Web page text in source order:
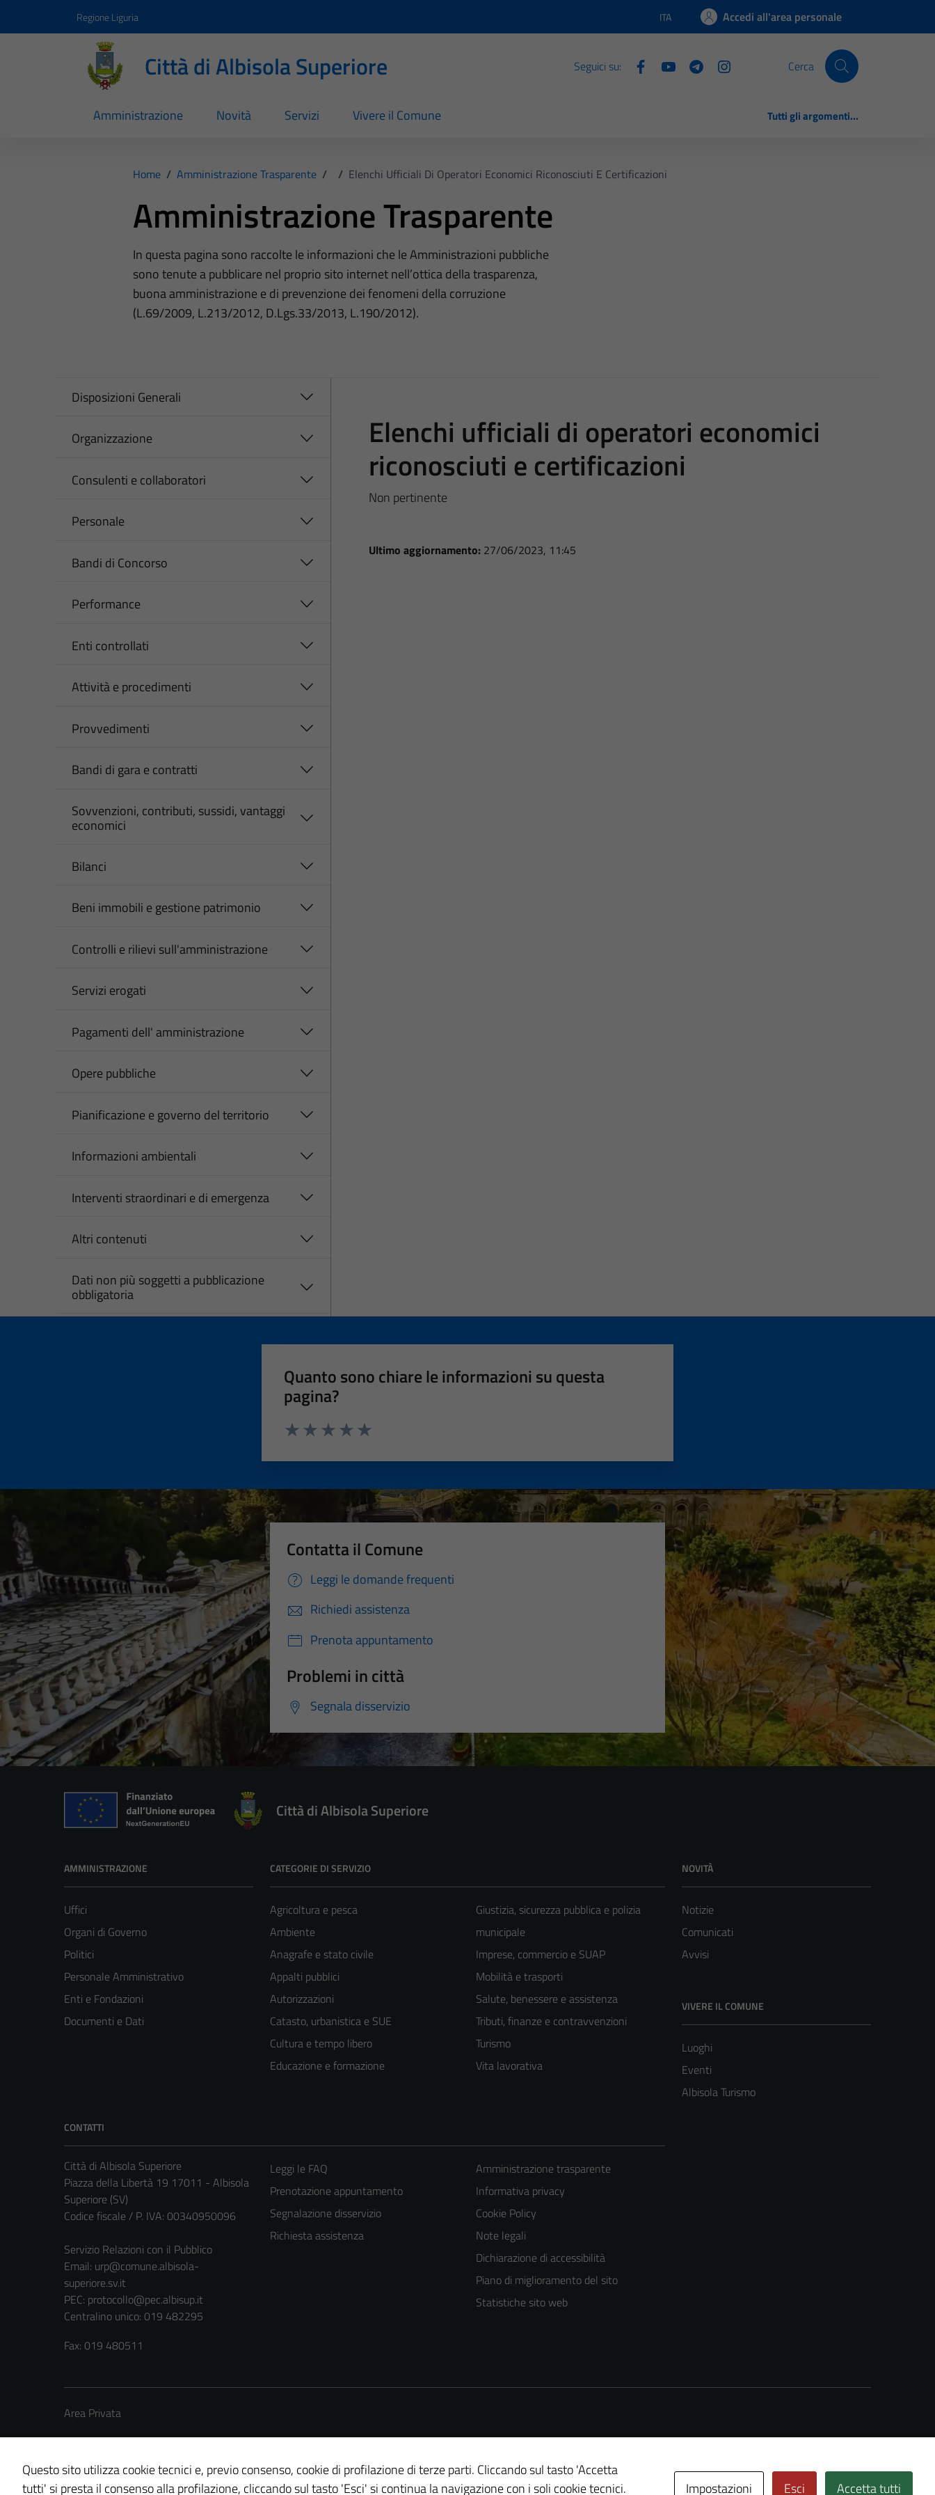
Regione Liguria Lingua attiva:
ITA Accedi all'area personale
Città di Albisola Superiore Seguici su: Cerca
Amministrazione Novità Servizi Vivere il Comune Tutti gli argomenti...
Home / Amministrazione Trasparente / / Elenchi Ufficiali Di Operatori Economici Riconosciuti E Certificazioni
Amministrazione Trasparente
In questa pagina sono raccolte le informazioni che le Amministrazioni pubbliche
sono tenute a pubblicare nel proprio sito internet nell’ottica della trasparenza,
buona amministrazione e di prevenzione dei fenomeni della corruzione
(L.69/2009, L.213/2012, D.Lgs.33/2013, L.190/2012).
Disposizioni Generali
Organizzazione
Consulenti e collaboratori
Personale
Bandi di Concorso
Performance
Enti controllati
Attività e procedimenti
Provvedimenti
Bandi di gara e contratti
Sovvenzioni, contributi, sussidi, vantaggi
economici
Bilanci
Beni immobili e gestione patrimonio
Controlli e rilievi sull'amministrazione
Servizi erogati
Pagamenti dell' amministrazione
Opere pubbliche
Pianificazione e governo del territorio
Informazioni ambientali
Interventi straordinari e di emergenza
Altri contenuti
Dati non più soggetti a pubblicazione
obbligatoria
Elenchi ufficiali di operatori economici
riconosciuti e certificazioni
Non pertinente
Ultimo aggiornamento: 27/06/2023, 11:45
Quanto sono chiare le informazioni su questa
pagina?
Contatta il Comune
Leggi le domande frequenti
Richiedi assistenza
Prenota appuntamento
Problemi in città
Segnala disservizio
Città di Albisola Superiore
AMMINISTRAZIONE
Uffici
Organi di Governo
Politici
Personale Amministrativo
Enti e Fondazioni
Documenti e Dati
CATEGORIE DI SERVIZIO
Agricoltura e pesca
Ambiente
Anagrafe e stato civile
Appalti pubblici
Autorizzazioni
Catasto, urbanistica e SUE
Cultura e tempo libero
Educazione e formazione
Giustizia, sicurezza pubblica e polizia
municipale
Imprese, commercio e SUAP
Mobilità e trasporti
Salute, benessere e assistenza
Tributi, finanze e contravvenzioni
Turismo
Vita lavorativa
NOVITÀ
Notizie
Comunicati
Avvisi
VIVERE IL COMUNE
Luoghi
Eventi
Albisola Turismo
CONTATTI
Città di Albisola Superiore
Piazza della Libertà 19 17011 - Albisola
Superiore (SV)
Codice fiscale / P. IVA: 00340950096
Servizio Relazioni con il Pubblico
Email: urp@comune.albisola-
superiore.sv.it
PEC: protocollo@pec.albisup.it
Centralino unico: 019 482295
Fax: 019 480511
Leggi le FAQ
Prenotazione appuntamento
Segnalazione disservizio
Richiesta assistenza
Amministrazione trasparente
Informativa privacy
Cookie Policy
Note legali
Dichiarazione di accessibilità
Piano di miglioramento del sito
Statistiche sito web
Area Privata
Questo sito utilizza cookie tecnici e, previo consenso, cookie di profilazione di terze parti. Cliccando sul tasto 'Accetta
tutti' si presta il consenso alla profilazione, cliccando sul tasto 'Esci' si continua la navigazione con i soli cookie tecnici.
Impostazioni Esci Accetta tutti
possono
disabilitati.